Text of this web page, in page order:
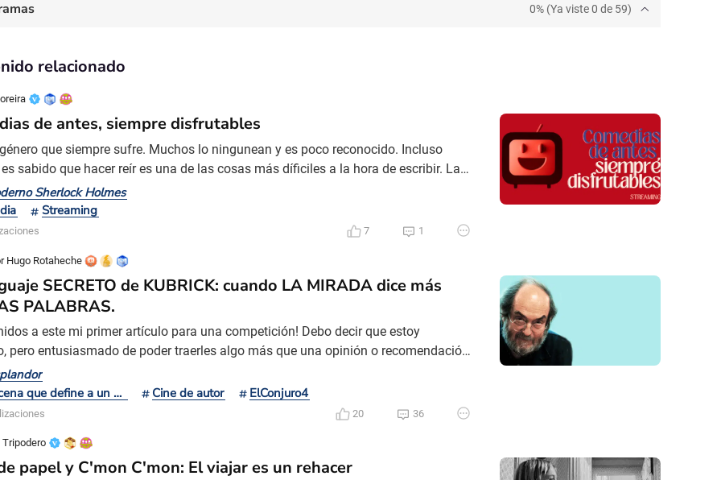
0% (Ya viste 0 de 59)
relacionado
de antes, siempre disfrutables
que siempre sufre. Muchos lo ningunean y es poco reconocido. Incluso
sabido que hacer reír es una de las cosas más díficiles a la hora de escribir. La
suele recibir pocos premios en las ceremonias —¿cuándo fue la última vez que
ganó Mejor película en los Oscars?, seguramente tengamos que viajar
en el tiempo—. Suelen ser también ninguneadas por e
Sherlock Holmes
Streaming
7 1
Hugo Rotaheche
SECRETO de KUBRICK: cuando LA MIRADA dice más
PALABRAS.
a este mi primer artículo para una competición! Debo decir que estoy
pero entusiasmado de poder traerles algo más que una opinión o recomendación.
vamos a detener a desentrañar las claves de un creador que ha dejado para la
toda una OBRA MAESTRA. Vamos a meternos de cabeza, a puro hachazo
un vaso de leche en la mano o tal vez tarareando Cantand
La escena que define a un director
Cine de autor ElConjuro4
20 36
papel y C'mon C'mon: El viajar es un rehacer